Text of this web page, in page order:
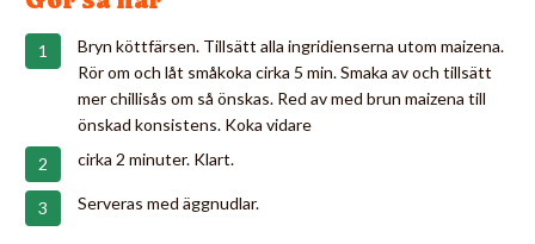
Bryn köttfärsen. Tillsätt alla ingridienserna utom maizena.
Rör om och låt småkoka cirka 5 min. Smaka av och tillsätt
mer chillisås om så önskas. Red av med brun maizena till
önskad konsistens. Koka vidare
cirka 2 minuter. Klart.
Serveras med äggnudlar.